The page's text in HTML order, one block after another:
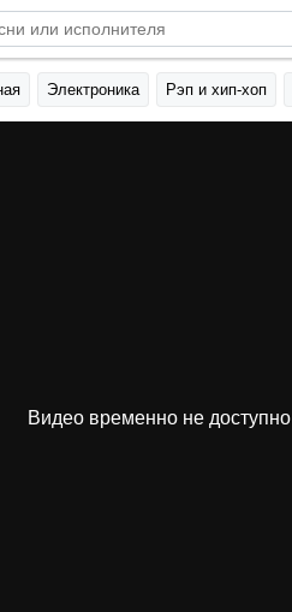
Электроника Рэп и хип-хоп
Видео временно не доступно